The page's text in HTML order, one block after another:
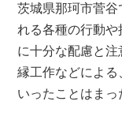
茨城県那珂市菅谷
れる各種の行動や
に十分な配慮と
縁工作などによる
いったことはまっ